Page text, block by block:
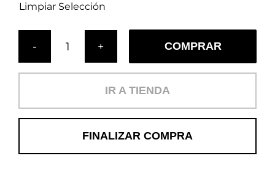
Limpiar Selección
Cojín
COMPRAR
IR A TIENDA
FINALIZAR COMPRA